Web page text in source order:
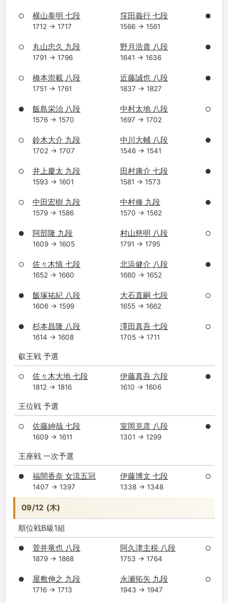
○ 横山泰明 七段
1712 → 1717
窪田義行 七段
1566 → 1561
●
○ 丸山忠久 九段
1791 → 1796
野月浩貴 八段
1641 → 1636
●
○ 橋本崇載 八段
1751 → 1761
近藤誠也 八段
1837 → 1827
●
● 飯島栄治 八段
1576 → 1570
中村太地 八段
1697 → 1702
○
○ 鈴木大介 九段
1702 → 1707
中川大輔 八段
1546 → 1541
●
○ 井上慶太 九段
1593 → 1601
田村康介 七段
1581 → 1573
●
○ 中田宏樹 九段
1579 → 1586
中村修 九段
1570 → 1562
●
● 阿部隆 九段
1609 → 1605
村山慈明 八段
1791 → 1795
○
○ 佐々木慎 七段
1652 → 1660
北浜健介 八段
1660 → 1652
●
● 飯塚祐紀 八段
1606 → 1599
大石直嗣 七段
1655 → 1662
○
● 杉本昌隆 八段
1614 → 1608
澤田真吾 七段
1705 → 1711
○
叡王戦 予選
○ 佐々木大地 七段
1812 → 1816
伊藤真吾 六段
1610 → 1606
●
王位戦 予選
○ 佐藤紳哉 七段
1609 → 1611
室岡克彦 八段
1301 → 1299
●
王座戦 一次予選
● 福間香奈 女流五冠
1407 → 1397
伊藤博文 七段
1338 → 1348
○
09/12 (木)
順位戦B級1組
● 菅井竜也 八段
1879 → 1868
阿久津主税 八段
1753 → 1764
○
● 屋敷伸之 九段
1716 → 1713
永瀬拓矢 九段
1943 → 1947
○